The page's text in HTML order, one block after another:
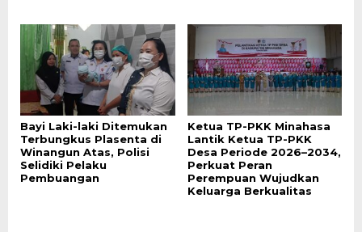
Bayi Laki-laki Ditemukan
Terbungkus Plasenta di
Winangun Atas, Polisi
Selidiki Pelaku
Pembuangan
Ketua TP-PKK Minahasa
Lantik Ketua TP-PKK
Desa Periode 2026–2034,
Perkuat Peran
Perempuan Wujudkan
Keluarga Berkualitas